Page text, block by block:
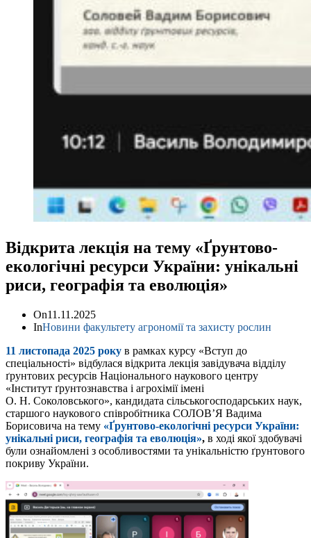
Відкрита лекція на тему «Ґрунтово-
екологічні ресурси України: унікальні
риси, географія та еволюція»
On11.11.2025
InНовини факультету агрономії та захисту рослин
11 листопада 2025 року в рамках курсу «Вступ до
спеціальності» відбулася відкрита лекція завідувача відділу
ґрунтових ресурсів Національного наукового центру
«Інститут ґрунтознавства і агрохімії імені
О. Н. Соколовського», кандидата сільськогосподарських наук,
старшого наукового співробітника СОЛОВ’Я Вадима
Борисовича на тему «Ґрунтово-екологічні ресурси України:
унікальні риси, географія та еволюція», в ході якої здобувачі
були ознайомлені з особливостями та унікальністю ґрунтового
покриву України.